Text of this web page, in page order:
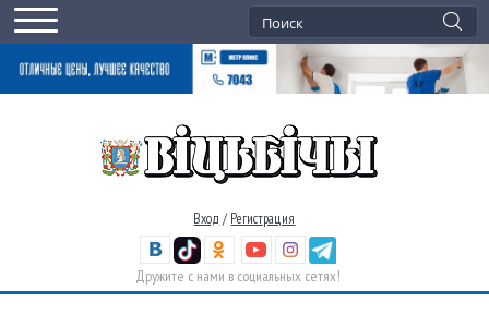
Вход / Регистрация
Дружите с нами в социальных сетях!